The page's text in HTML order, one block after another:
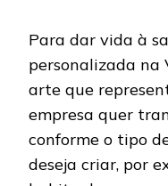
Para dar vida à
personalizada na
arte que
empresa quer
conforme o tipo
deseja criar, por